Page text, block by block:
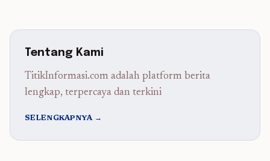
Tentang Kami
TitikInformasi.com adalah platform berita
lengkap, terpercaya dan terkini
SELENGKAPNYA →